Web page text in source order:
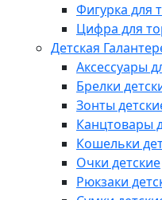
Фигурка для
Цифра для
Детская
Аксессуары
Брелки
Зонты
Канцтовары
Кошельки
Очки детские
Рюкзаки